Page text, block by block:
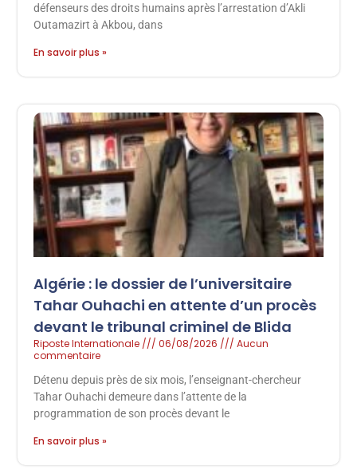
défenseurs des droits humains après l’arrestation d’Akli
Outamazirt à Akbou, dans
En savoir plus »
Algérie : le dossier de l’universitaire
Tahar Ouhachi en attente d’un procès
devant le tribunal criminel de Blida
Riposte Internationale 06/08/2026
Aucun
commentaire
Détenu depuis près de six mois, l’enseignant-chercheur
Tahar Ouhachi demeure dans l’attente de la
programmation de son procès devant le
En savoir plus »